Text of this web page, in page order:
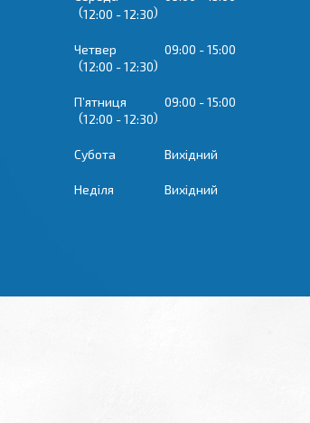
12:00
12:30
Четвер 09:00
15:00
12:00
12:30
Пʼятниця 09:00
15:00
12:00
12:30
Субота Вихідний
Неділя Вихідний